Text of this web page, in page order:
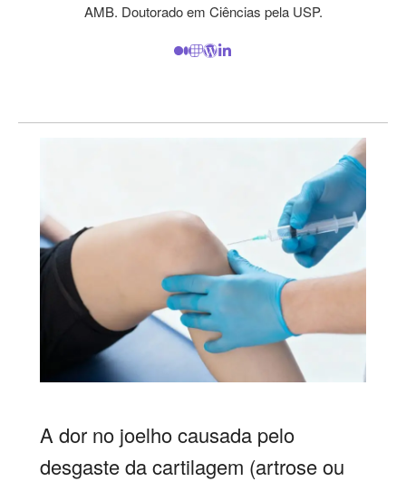
AMB. Doutorado em Ciências pela USP.
A dor no joelho causada pelo
desgaste da cartilagem (artrose ou